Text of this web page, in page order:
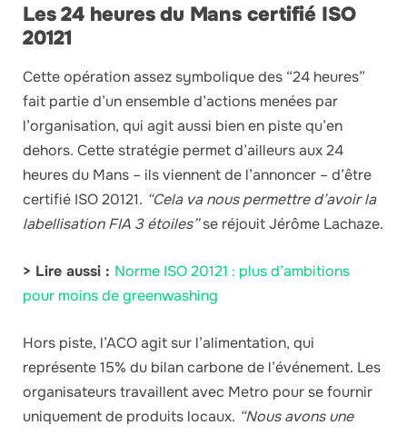
Les 24 heures du Mans certifié ISO
20121
Cette opération assez symbolique des “24 heures”
fait partie d’un ensemble d’actions menées par
l’organisation, qui agit aussi bien en piste qu’en
dehors. Cette stratégie permet d’ailleurs aux 24
heures du Mans – ils viennent de l’annoncer – d’être
certifié ISO 20121. “Cela va nous permettre d’avoir la
labellisation FIA 3 étoiles”se réjouit Jérôme Lachaze.
> Lire aussi : Norme ISO 20121 : plus d’ambitions
pour moins de greenwashing
Hors piste, l’ACO agit sur l’alimentation, qui
représente 15% du bilan carbone de l’événement. Les
organisateurs travaillent avec Metro pour se fournir
uniquement de produits locaux. “Nous avons une